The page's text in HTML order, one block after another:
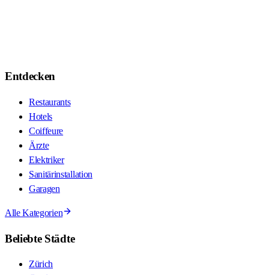
Entdecken
Restaurants
Hotels
Coiffeure
Ärzte
Elektriker
Sanitärinstallation
Garagen
Alle Kategorien
Beliebte Städte
Zürich